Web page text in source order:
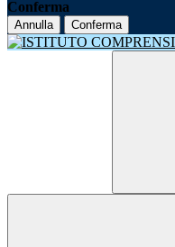
Conferma
Annulla Conferma